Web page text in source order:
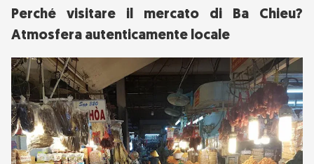
Perché visitare il mercato di Ba Chieu?
Atmosfera autenticamente locale